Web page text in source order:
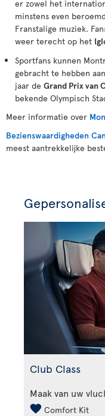
er zowel het
minstens even
Franstalige muziek.
weer terecht op het
Sportfans kunnen
gebracht te hebben
jaar de Grand Prix van
bekende Olympisch
Meer informatie over
Bezienswaardigheden
meest aantrekkelijke
Club Class
Maak van uw
Comfort Kit